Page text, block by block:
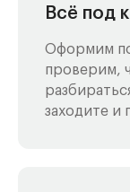
Всё под
Оформим
проверим,
заходите и